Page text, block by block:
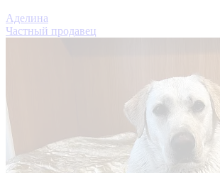
Аделина
Частный продавец